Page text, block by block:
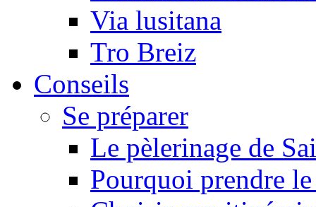
Via lusitana
Tro Breiz
Conseils
Se préparer
Le pèlerinage de
Pourquoi prendre